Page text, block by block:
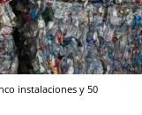
instalaciones y 50